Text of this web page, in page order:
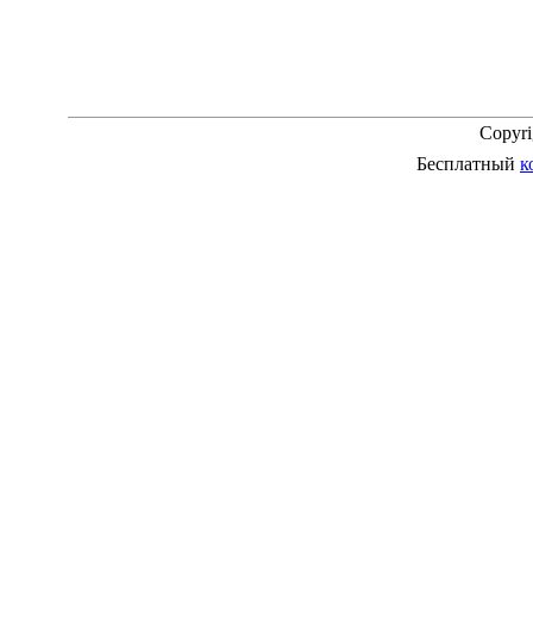
Бесплатный